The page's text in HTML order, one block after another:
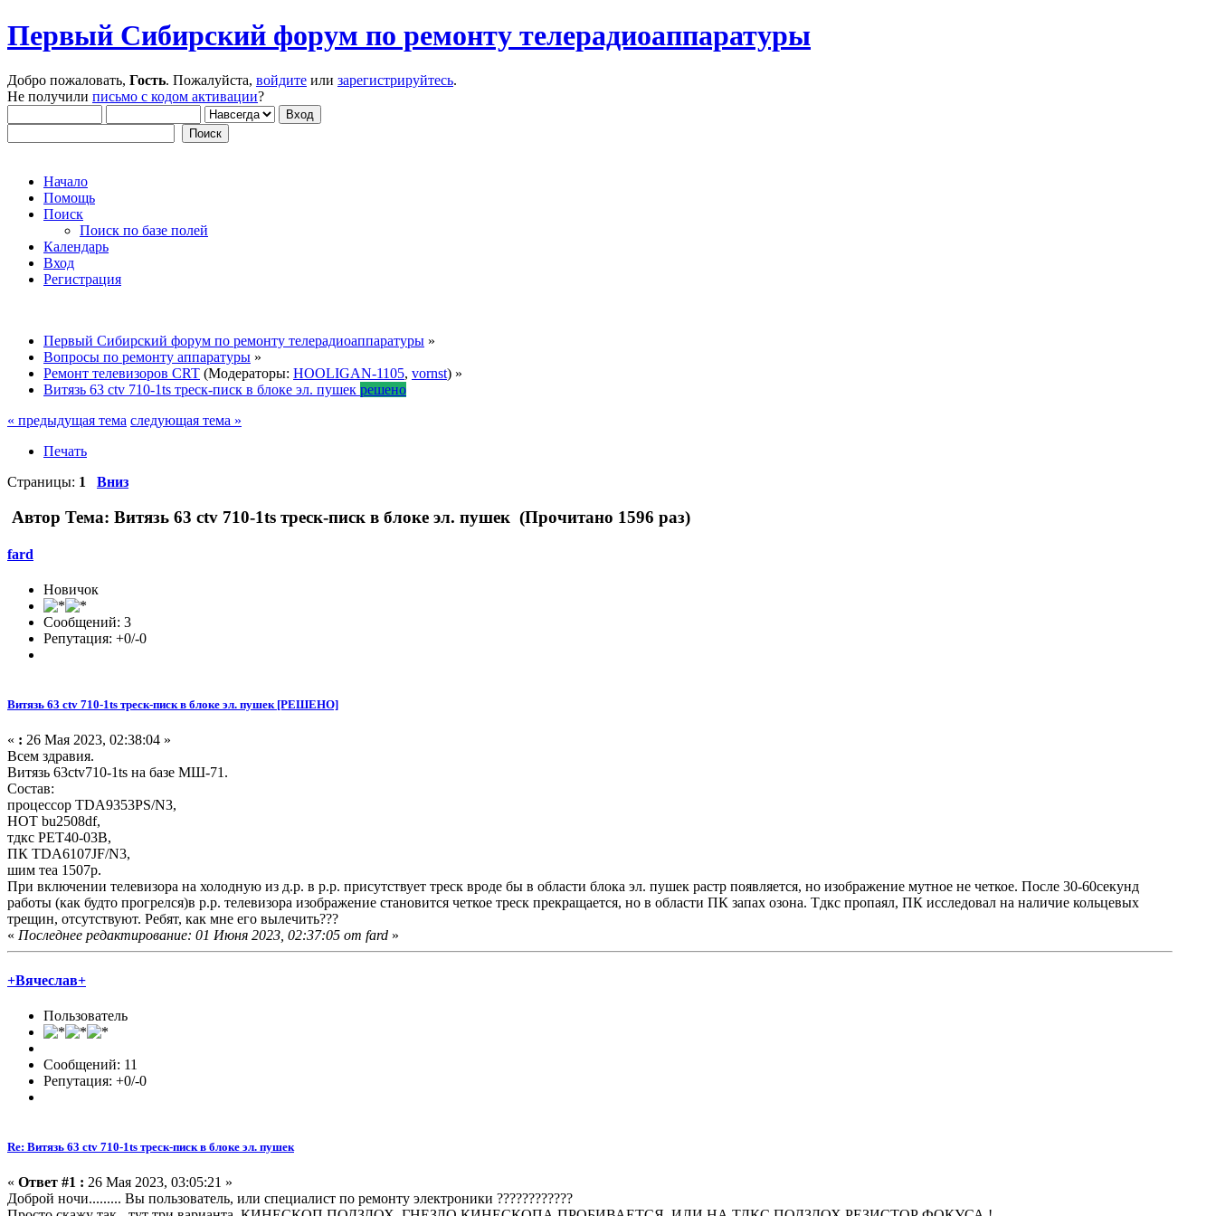
Первый Сибирский форум по ремонту телерадиоаппаратуры
Добро пожаловать, Гость. Пожалуйста, войдите или зарегистрируйтесь.
Не получили письмо с кодом активации?
Начало
Помощь
Поиск
Поиск по базе полей
Календарь
Вход
Регистрация
Первый Сибирский форум по ремонту телерадиоаппаратуры »
Вопросы по ремонту аппаратуры »
Ремонт телевизоров CRT (Модераторы: HOOLIGAN-1105, vornst) »
Витязь 63 ctv 710-1ts треск-писк в блоке эл. пушек решено
« предыдущая тема следующая тема »
Печать
Страницы: 1 Вниз
Автор Тема: Витязь 63 ctv 710-1ts треск-писк в блоке эл. пушек (Прочитано 1596 раз)
fard
Новичок
Сообщений: 3
Репутация: +0/-0
Витязь 63 ctv 710-1ts треск-писк в блоке эл. пушек [РЕШЕНО]
« : 26 Мая 2023, 02:38:04 »
Всем здравия.
Витязь 63ctv710-1ts на базе МШ-71.
Состав:
процессор TDA9353PS/N3,
НОТ bu2508df,
тдкс РЕТ40-03В,
ПК TDA6107JF/N3,
шим теа 1507р.
При включении телевизора на холодную из д.р. в р.р. присутствует треск вроде бы в области блока эл. пушек растр появляется, но изображение мутное не четкое. После 30-60секунд
работы (как будто прогрелся)в р.р. телевизора изображение становится четкое треск прекращается, но в области ПК запах озона. Тдкс пропаял, ПК исследовал на наличие кольцевых
трещин, отсутствуют. Ребят, как мне его вылечить???
« Последнее редактирование: 01 Июня 2023, 02:37:05 от fard »
+Вячеслав+
Пользователь
Сообщений: 11
Репутация: +0/-0
Re: Витязь 63 ctv 710-1ts треск-писк в блоке эл. пушек
« Ответ #1 : 26 Мая 2023, 03:05:21 »
Доброй ночи......... Вы пользователь, или специалист по ремонту электроники ????????????